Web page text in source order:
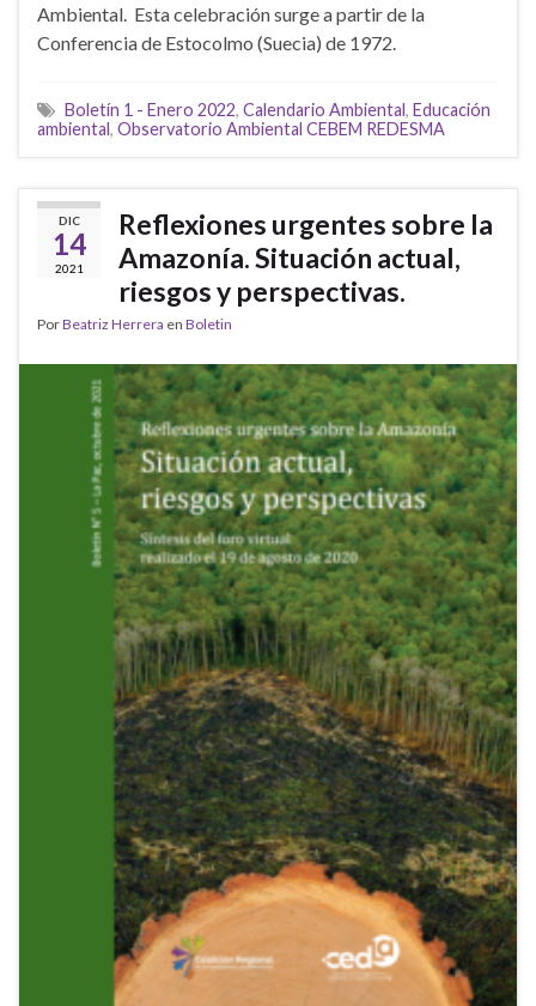
Ambiental. Esta celebración surge a partir de la
Conferencia de Estocolmo (Suecia) de 1972.
Boletín 1 - Enero 2022, Calendario Ambiental, Educación
ambiental, Observatorio Ambiental CEBEM REDESMA
DIC
14
2021
Reflexiones urgentes sobre la
Amazonía. Situación actual,
riesgos y perspectivas.
PorBeatriz Herrera en Boletin